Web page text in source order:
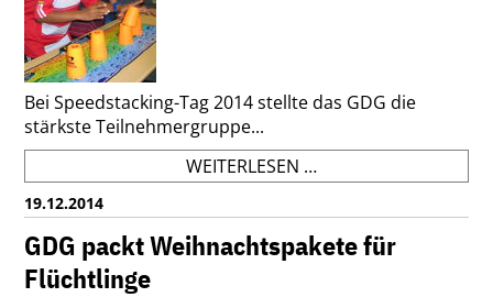
Bei Speedstacking-Tag 2014 stellte das GDG die
stärkste Teilnehmergruppe...
WEITERLESEN …STACK
UP!
19.12.2014
GDG packt Weihnachtspakete für
Flüchtlinge